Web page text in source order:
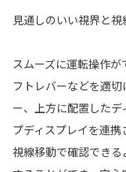
見通しのいい視界と視
スムーズに運転操作
フトレバーなどを適
ー、上方に配置した
プディスプレイを連
視線移動で確認でき